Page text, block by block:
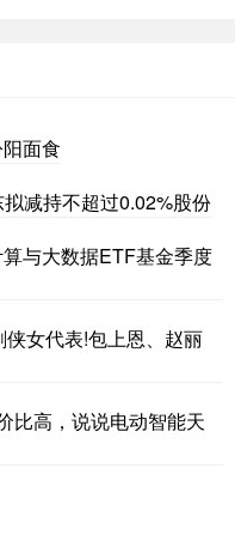
面食
减持不超过0.02%股份
与大数据ETF基金季度
女代表!包上恩、赵丽
比高，说说电动智能天